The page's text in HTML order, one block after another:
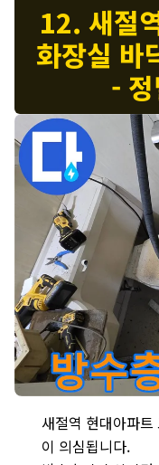
12. 새절
화장실 바
-
새절역 현대아파
이 의심됩니다.